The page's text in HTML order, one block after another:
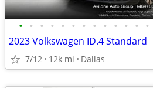
• • • • • • • • • • • • •
2023 Volkswagen ID.4 Standard
7/12 12k mi Dallas